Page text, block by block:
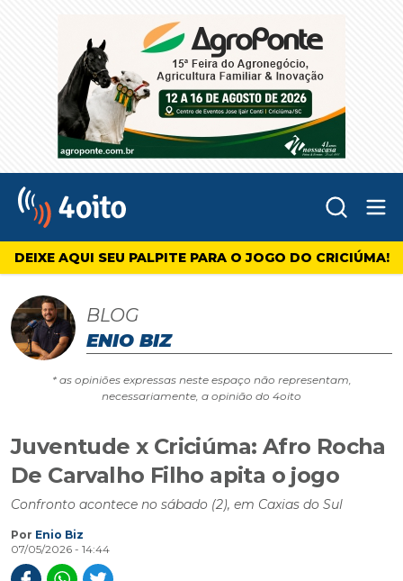
4oito
DEIXE AQUI SEU PALPITE PARA O JOGO DO CRICIÚMA!
BLOG
ENIO BIZ
* as opiniões expressas neste espaço não representam,
necessariamente, a opinião do 4oito
Juventude x Criciúma: Afro Rocha
De Carvalho Filho apita o jogo
Confronto acontece no sábado (2), em Caxias do Sul
Por Enio Biz
07/05/2026 - 14:44